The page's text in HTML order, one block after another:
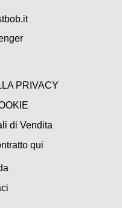
PRIVACY
di Vendita
qui